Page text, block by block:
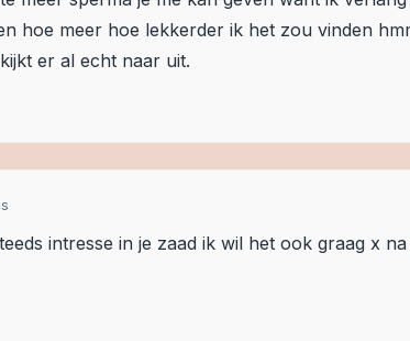
hoe meer hoe lekkerder ik het zou vinden
er al echt naar uit.
intresse in je zaad ik wil het ook graag x